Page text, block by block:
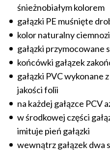
śnieżnobiałym kolorem
gałązki PE muśnięte
kolor naturalny
gałązki przymocowane
końcówki gałązek
gałązki PVC wykonane
jakości folii
na każdej gałązce PCV
w środkowej części
imituje pień gałązki
wewnątrz gałązek dwa